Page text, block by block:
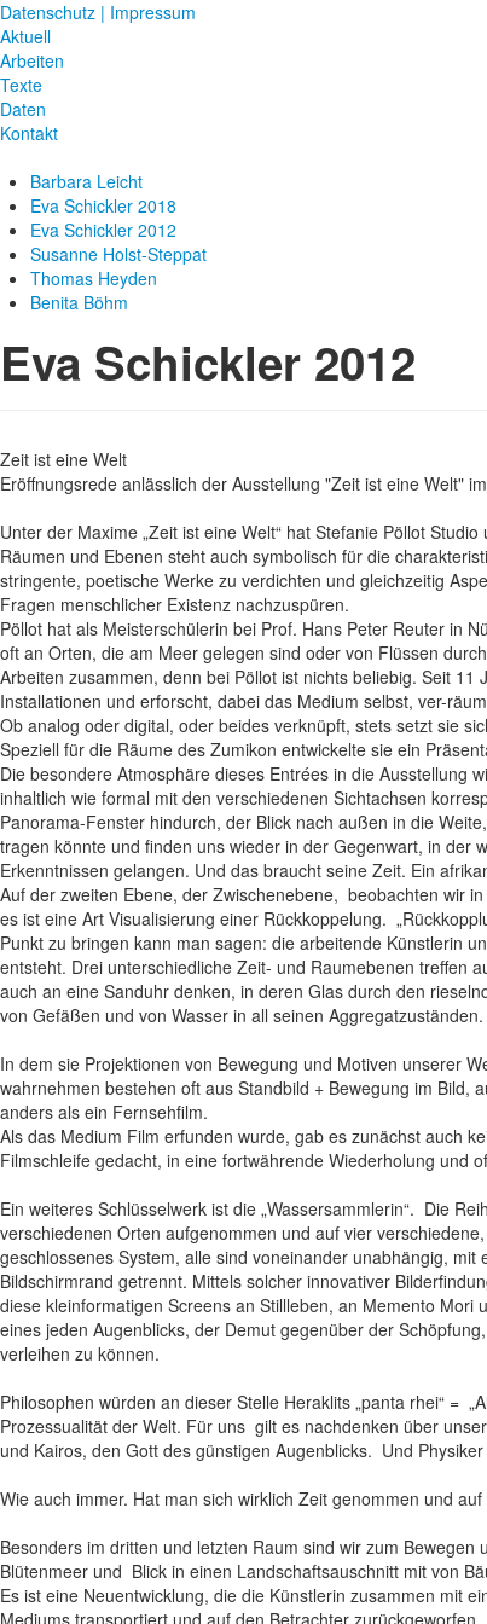
Datenschutz | Impressum
Aktuell
Arbeiten
Texte
Daten
Kontakt
Barbara Leicht
Eva Schickler 2018
Eva Schickler 2012
Susanne Holst-Steppat
Thomas Heyden
Benita Böhm
Eva Schickler 2012
Zeit ist eine Welt
Eröffnungsrede anlässlich der Ausstellung "Zeit ist eine Welt"
Unter der Maxime „Zeit ist eine Welt“ hat Stefanie Pöllot
Räumen und Ebenen steht auch symbolisch für die
stringente, poetische Werke zu verdichten und gleichzeitig
Fragen menschlicher Existenz nachzuspüren.
Pöllot hat als Meisterschülerin bei Prof. Hans Peter Reuter in
oft an Orten, die am Meer gelegen sind oder von Flüssen
Arbeiten zusammen, denn bei Pöllot ist nichts beliebig. Seit
Installationen und erforscht, dabei das Medium selbst, ver-
Ob analog oder digital, oder beides verknüpft, stets setzt sie
Speziell für die Räume des Zumikon entwickelte sie ein
Die besondere Atmosphäre dieses Entrées in die
inhaltlich wie formal mit den verschiedenen Sichtachsen
Panorama-Fenster hindurch, der Blick nach außen in die
tragen könnte und finden uns wieder in der Gegenwart, in der
Erkenntnissen gelangen. Und das braucht seine Zeit. Ein
Auf der zweiten Ebene, der Zwischenebene, beobachten wir
es ist eine Art Visualisierung einer Rückkoppelung.
Punkt zu bringen kann man sagen: die arbeitende Künstlerin
entsteht. Drei unterschiedliche Zeit- und Raumebenen treffen
auch an eine Sanduhr denken, in deren Glas durch den
von Gefäßen und von Wasser in all seinen Aggregatzuständen.
In dem sie Projektionen von Bewegung und Motiven unserer
wahrnehmen bestehen oft aus Standbild + Bewegung im
anders als ein Fernsehfilm.
Als das Medium Film erfunden wurde, gab es zunächst auch
Filmschleife gedacht, in eine fortwährende Wiederholung und
Ein weiteres Schlüsselwerk ist die „Wassersammlerin“. Die
verschiedenen Orten aufgenommen und auf vier
geschlossenes System, alle sind voneinander unabhängig,
Bildschirmrand getrennt. Mittels solcher innovativer
diese kleinformatigen Screens an Stillleben, an Memento
eines jeden Augenblicks, der Demut gegenüber der
verleihen zu können.
Philosophen würden an dieser Stelle Heraklits „panta rhei“ =
Prozessualität der Welt. Für uns gilt es nachdenken über
und Kairos, den Gott des günstigen Augenblicks. Und
Wie auch immer. Hat man sich wirklich Zeit genommen und
Besonders im dritten und letzten Raum sind wir zum
Blütenmeer und Blick in einen Landschaftsauschnitt mit von
Es ist eine Neuentwicklung, die die Künstlerin zusammen mit
Mediums transportiert und auf den Betrachter